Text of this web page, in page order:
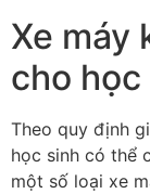
Xe máy
cho học
Theo quy định
học sinh có thể
một số loại xe